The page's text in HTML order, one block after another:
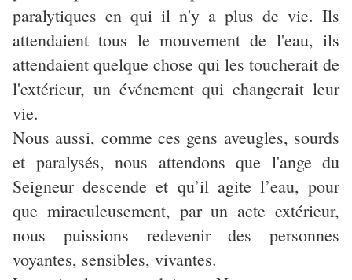
paralytiques en qui il n'y a plus de vie. Ils
attendaient tous le mouvement de l'eau, ils
attendaient quelque chose qui les toucherait de
l'extérieur, un événement qui changerait leur
vie.
Nous aussi, comme ces gens aveugles, sourds
et paralysés, nous attendons que l'ange du
Seigneur descende et qu’il agite l’eau, pour
que miraculeusement, par un acte extérieur,
nous puissions redevenir des personnes
voyantes, sensibles, vivantes.